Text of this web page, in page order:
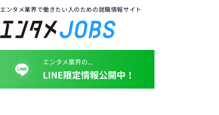
エンタメ業界で働きたい人のための就職情報サイト